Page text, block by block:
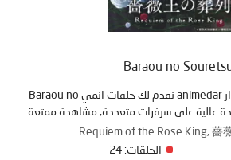
Baraou no
مرحبا بك في موقع انمي دار animedar نقدم لك حلقات انمي Baraou no
Requiem of the Rose King, 薔
الحلقات: 24